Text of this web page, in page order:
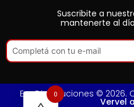
Suscribite a
mantenerte al
Ero Distribuciones ©
Vervel
0